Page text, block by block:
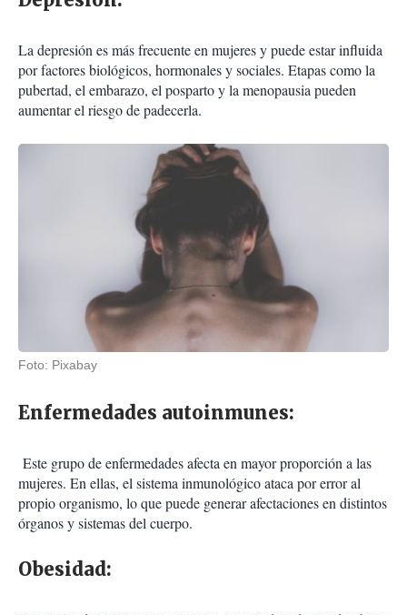
La depresión es más frecuente en mujeres y puede estar influida
por factores biológicos, hormonales y sociales. Etapas como la
pubertad, el embarazo, el posparto y la menopausia pueden
aumentar el riesgo de padecerla.
Foto: Pixabay
Enfermedades autoinmunes:
Este grupo de enfermedades afecta en mayor proporción a las
mujeres. En ellas, el sistema inmunológico ataca por error al
propio organismo, lo que puede generar afectaciones en distintos
órganos y sistemas del cuerpo.
Obesidad: